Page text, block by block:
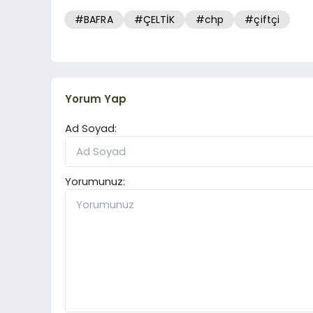
#BAFRA #ÇELTİK #chp #çiftçi
Yorum Yap
Ad Soyad:
Yorumunuz: